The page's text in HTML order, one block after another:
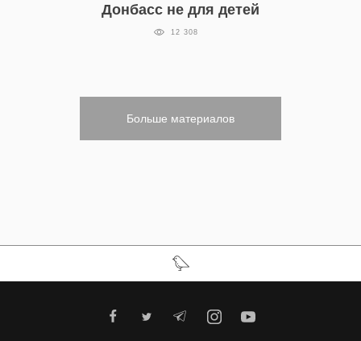
Донбасс не для детей
12 308
Больше материалов